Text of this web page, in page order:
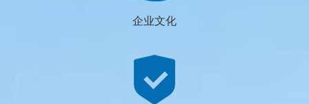
公司简介